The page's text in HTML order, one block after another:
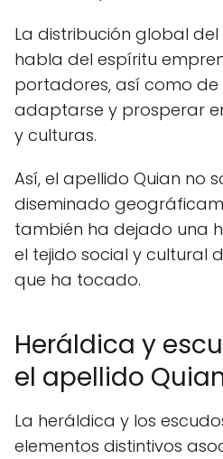
La distribución global
habla del espíritu
portadores, así como
adaptarse y prosperar
y culturas.
Así, el apellido Quian no
diseminado
también ha dejado una
el tejido social y cultural
que ha tocado.
Heráldica y
el apellido
La heráldica y los
elementos distintivos